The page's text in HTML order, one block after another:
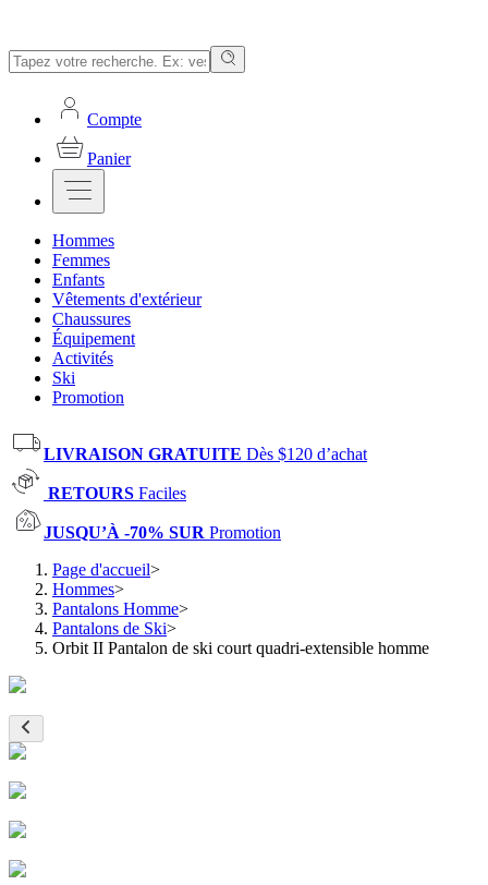
Compte
Panier
Hommes
Femmes
Enfants
Vêtements d'extérieur
Chaussures
Équipement
Activités
Ski
Promotion
LIVRAISON GRATUITE Dès $120 d’achat
RETOURS Faciles
JUSQU’À -70% SUR Promotion
Page d'accueil>
Hommes>
Pantalons Homme>
Pantalons de Ski>
Orbit II Pantalon de ski court quadri-extensible homme